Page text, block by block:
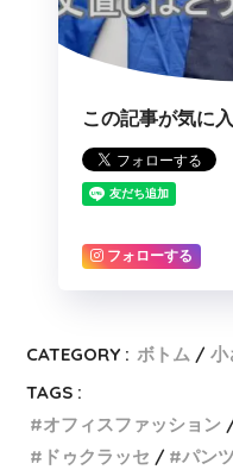
この記事が気に
フォローする
CATEGORY : ボトム
TAGS :
オフィスファッション
ドゥクラッセ
パンツ